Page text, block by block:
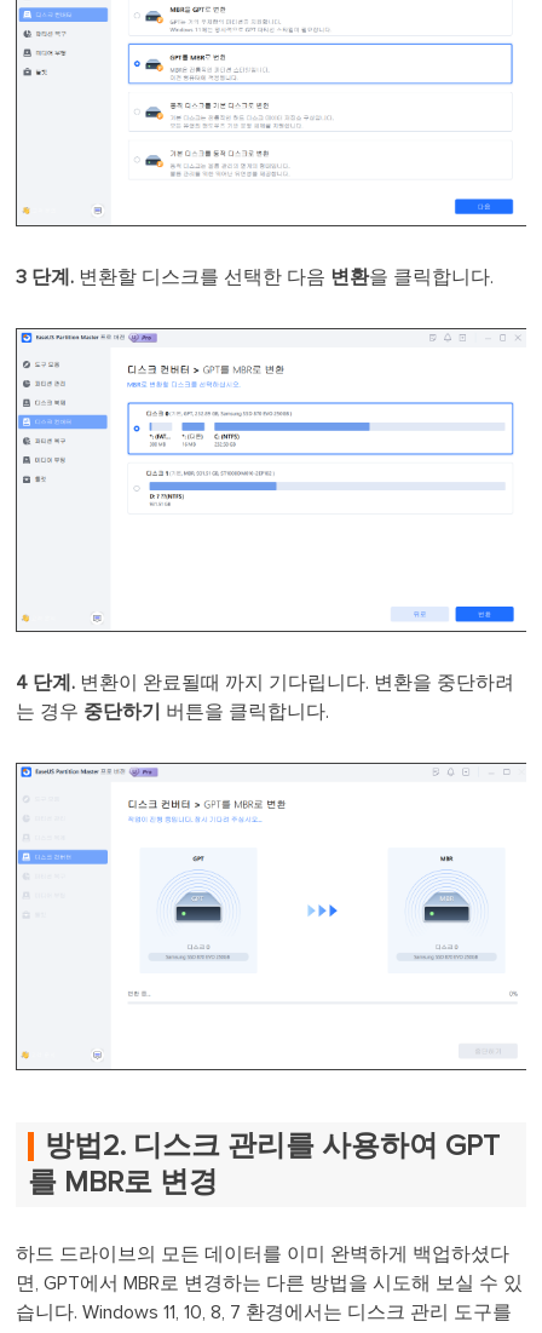
3 단계. 변환할 디스크를 선택한 다음 변환을 클릭합니다.
4 단계. 변환이 완료될때 까지 기다립니다. 변환을 중단하려
는 경우 중단하기 버튼을 클릭합니다.
방법2. 디스크 관리를 사용하여 GPT
를 MBR로 변경
하드 드라이브의 모든 데이터를 이미 완벽하게 백업하셨다
면, GPT에서 MBR로 변경하는 다른 방법을 시도해 보실 수 있
습니다. Windows 11, 10, 8, 7 환경에서는 디스크 관리 도구를